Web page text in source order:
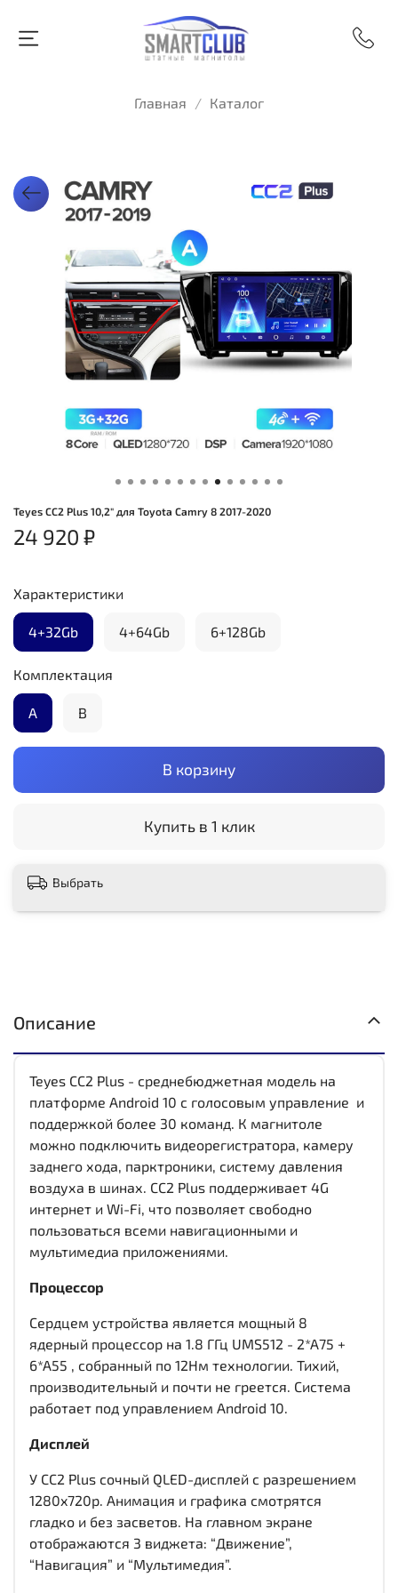
Главная Каталог
Teyes CC2 Plus 10,2" для Toyota Camry 8 2017-2020
24 920 ₽
В корзину
Купить в 1 клик
Характеристики
4+32Gb 4+64Gb 6+128Gb
Комплектация
А B
Выбрать
Описание
Teyes CC2 Plus - среднебюджетная модель на
платформе Android 10 с голосовым управление и
поддержкой более 30 команд. К магнитоле
можно подключить видеорегистратора, камеру
заднего хода, парктроники, систему давления
воздуха в шинах. CC2 Plus поддерживает 4G
интернет и Wi-Fi, что позволяет свободно
пользоваться всеми навигационными и
мультимедиа приложениями.
Процессор
Сердцем устройства является мощный 8
ядерный процессор на 1.8 ГГц UMS512 - 2*A75 +
6*A55 , собранный по 12Нм технологии. Тихий,
производительный и почти не греется. Система
работает под управлением Android 10.
Дисплей
У CC2 Plus сочный QLED-дисплей c разрешением
1280x720р. Анимация и графика смотрятся
гладко и без засветов. На главном экране
отображаются 3 виджета: “Движение”,
“Навигация” и “Мультимедия”.